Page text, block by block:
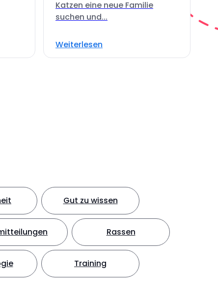
Katzen eine neue Familie
suchen und...
Weiterlesen
Gut zu wissen
Rassen
Training